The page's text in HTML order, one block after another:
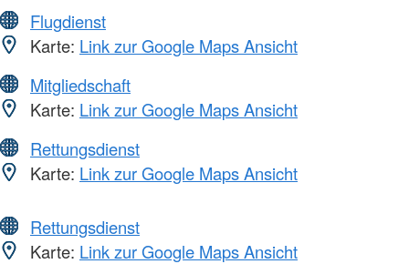
Flugdienst
Karte: Link zur Google Maps Ansicht
Mitgliedschaft
Karte: Link zur Google Maps Ansicht
Rettungsdienst
Karte: Link zur Google Maps Ansicht
Rettungsdienst
Karte: Link zur Google Maps Ansicht